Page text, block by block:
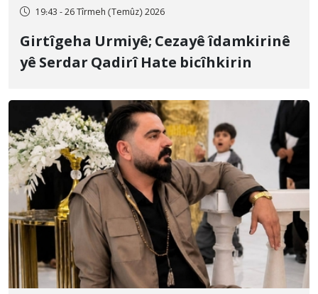
19:43 - 26 Tîrmeh (Temûz) 2026
Girtîgeha Urmiyê; Cezayê îdamkirinê
yê Serdar Qadirî Hate bicîhkirin